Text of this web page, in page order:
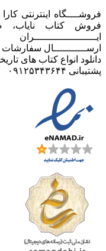
فروشــــگاه اینترنتی
فروش کتاب
ایـــــــــــــــــــــران
ارســـــــــــال
دانلود انواع کتاب های
پشتیبانی ۰۹۱۲۵۳۴۳۶۴۴